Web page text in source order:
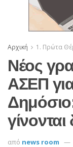
Αρχική 1. Πρώτα
Νέος
ΑΣΕΠ
γίνονται
από news room